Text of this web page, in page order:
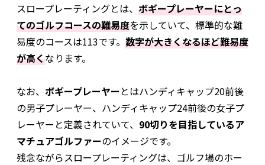
スロープレーティングとは、 ボギープレーヤーにとっ
てのゴルフコースの難易度を示していて、標準的な難
易度のコースは113です。 数字が大きくなるほど難易度
が高くなります。
なお、 ボギープレーヤー とはハンディキャップ20前後
の男子プレーヤー、ハンディキャップ24前後の女子プ
レーヤーと定義されていて、 90切りを目指しているア
マチュアゴルファーのイメージです。
残念ながらスロープレーティングは、ゴルフ場のホー